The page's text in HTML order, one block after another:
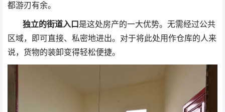
都游刃有余。
独立的街道入口是这处房产的一大优势。无需经过公共
区域，即可直接、私密地进出。对于将此处用作仓库的人来
说，货物的装卸变得轻松便捷。